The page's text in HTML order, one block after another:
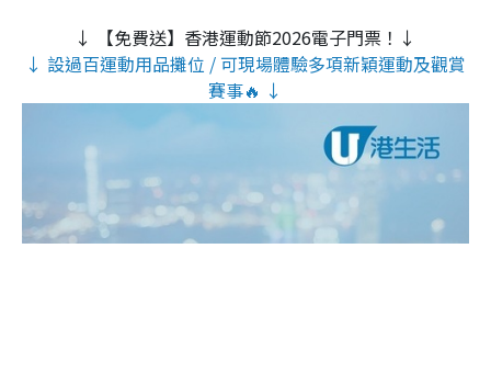
↓ 【免費送】香港運動節2026電子門票！↓
↓ 設過百運動用品攤位 / 可現場體驗多項新穎運動及觀賞
賽事🔥 ↓